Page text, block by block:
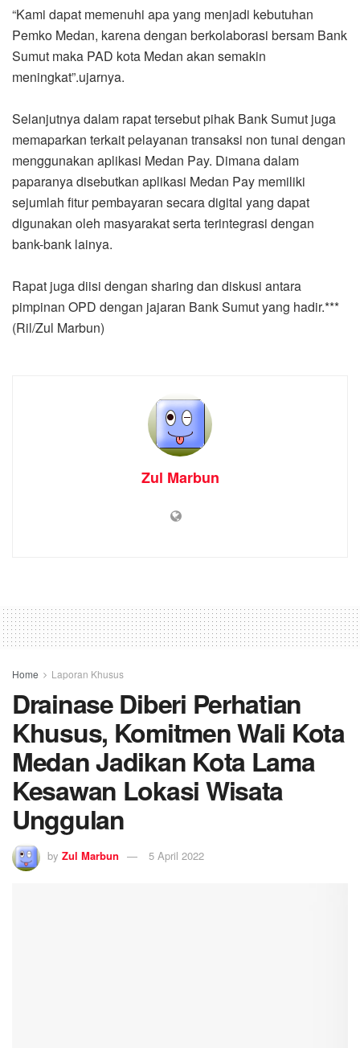
“Kami dapat memenuhi apa yang menjadi kebutuhan
Pemko Medan, karena dengan berkolaborasi bersam Bank
Sumut maka PAD kota Medan akan semakin
meningkat”.ujarnya.
Selanjutnya dalam rapat tersebut pihak Bank Sumut juga
memaparkan terkait pelayanan transaksi non tunai dengan
menggunakan aplikasi Medan Pay. Dimana dalam
paparanya disebutkan aplikasi Medan Pay memiliki
sejumlah fitur pembayaran secara digital yang dapat
digunakan oleh masyarakat serta terintegrasi dengan
bank-bank lainya.
Rapat juga diisi dengan sharing dan diskusi antara
pimpinan OPD dengan jajaran Bank Sumut yang hadir.***
(Ril/Zul Marbun)
Zul Marbun
Home Laporan Khusus
Drainase Diberi Perhatian
Khusus, Komitmen Wali Kota
Medan Jadikan Kota Lama
Kesawan Lokasi Wisata
Unggulan
by Zul Marbun 5 April 2022